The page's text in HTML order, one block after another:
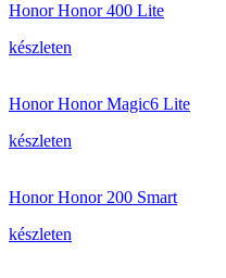
Honor Honor 400 Lite
készleten
Honor Honor Magic6 Lite
készleten
Honor Honor 200 Smart
készleten